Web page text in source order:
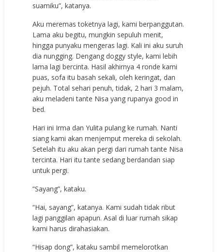
suamiku”, katanya.
Aku meremas toketnya lagi, kami berpanggutan.
Lama aku begitu, mungkin sepuluh menit,
hingga punyaku mengeras lagi. Kali ini aku suruh
dia nungging. Dengang doggy style, kami lebih
lama lagi bercinta. Hasil akhirnya 4 ronde kami
puas, sofa itu basah sekali, oleh keringat, dan
pejuh. Total sehari penuh, tidak, 2 hari 3 malam,
aku meladeni tante Nisa yang rupanya good in
bed.
Hari ini Irma dan Yulita pulang ke rumah. Nanti
siang kami akan menjemput mereka di sekolah.
Setelah itu aku akan pergi dari rumah tante Nisa
tercinta. Hari itu tante sedang berdandan siap
untuk pergi.
“Sayang”, kataku.
“Hai, sayang”, katanya. Kami sudah tidak ribut
lagi panggilan apapun. Asal di luar rumah sikap
kami harus dirahasiakan.
“Hisap dong”, kataku sambil memelorotkan